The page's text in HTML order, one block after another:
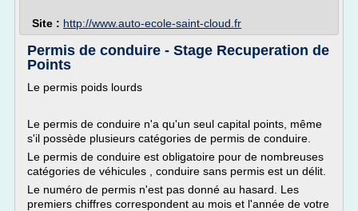
Site : http://www.auto-ecole-saint-cloud.fr
Permis de conduire - Stage Recuperation de
Points
Le permis poids lourds
Le permis de conduire n'a qu'un seul capital points, même
s'il possède plusieurs catégories de permis de conduire.
Le permis de conduire est obligatoire pour de nombreuses
catégories de véhicules , conduire sans permis est un délit.
Le numéro de permis n'est pas donné au hasard. Les
premiers chiffres correspondent au mois et l'année de votre